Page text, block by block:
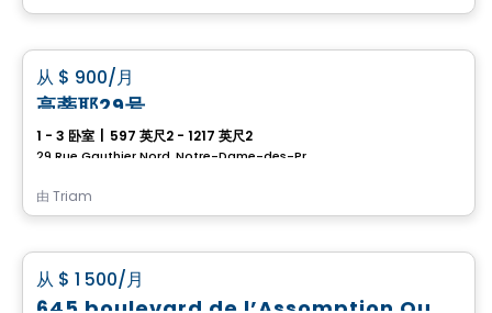
公寓
从 $ 900/月
高蒂耶29号
1 - 3 卧室 597 英尺2 - 1217 英尺2
由 Triam
已出租
公寓
从 $ 1 500/月